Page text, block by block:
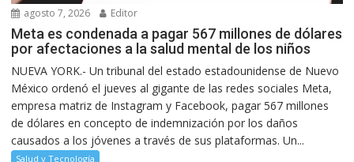
agosto 7, 2026 Editor
Meta es condenada a pagar 567 millones de dólares
por afectaciones a la salud mental de los niños
NUEVA YORK.- Un tribunal del estado estadounidense de Nuevo
México ordenó el jueves al gigante de las redes sociales Meta,
empresa matriz de Instagram y Facebook, pagar 567 millones
de dólares en concepto de indemnización por los daños
causados a los jóvenes a través de sus plataformas. Un...
Salud y Tecnología